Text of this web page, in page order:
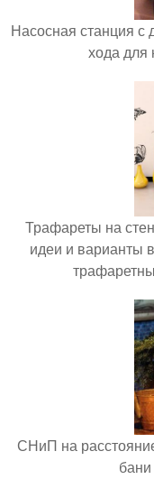
Насосная станция с
хода для
Трафареты на
идеи и варианты
СНиП на